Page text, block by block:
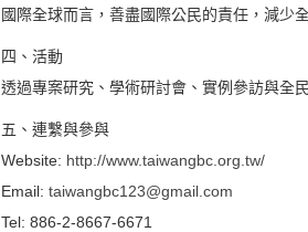
國際全球而言，善盡國際公民的責任，減少
四、活動
透過專案研究、學術研討會、實例參訪與全
五、連繫與參與
Website: http://www.taiwangbc.org.tw/
Email: taiwangbc123@gmail.com
Tel: 886-2-8667-6671